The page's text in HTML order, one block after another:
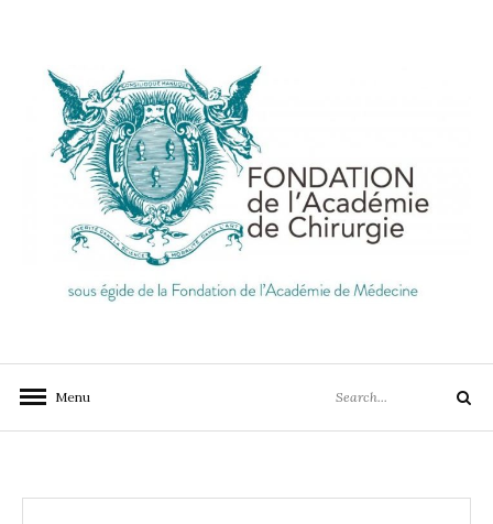
content
L'ACADÉMIE DE
BESOINS DE CHACUN, EN FRANCE ET DANS LE
Menu
for:
Search